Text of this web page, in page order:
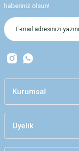
haberiniz olsun!
Kurumsal
Üyelik